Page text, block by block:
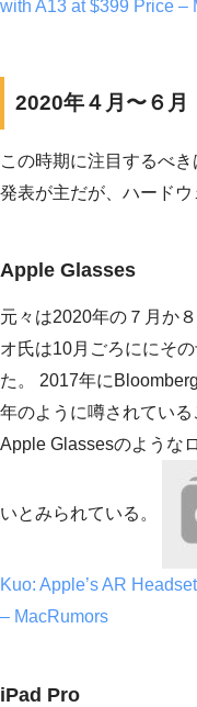
with A13 at $399 Price –
2020年４月〜６月
この時期に注目するべ
発表が主だが、ハードウ
Apple Glasses
元々は2020年の７月か
オ氏は10月ごろににそ
た。 2017年に
年のように噂されてい
Apple Glassesのような
いとみられている。
Kuo: Apple’s AR
– MacRumors
iPad Pro